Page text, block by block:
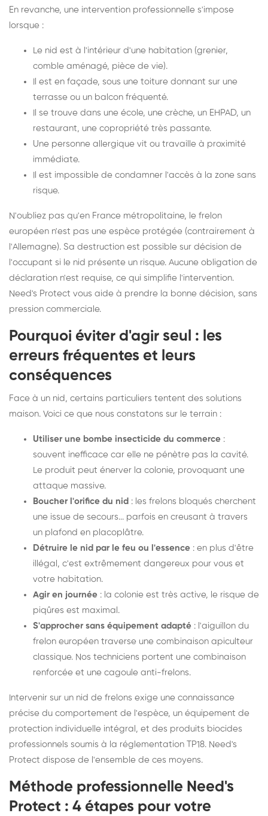
En revanche, une intervention professionnelle s'impose
lorsque :
Le nid est à l'intérieur d'une habitation (grenier,
comble aménagé, pièce de vie).
Il est en façade, sous une toiture donnant sur une
terrasse ou un balcon fréquenté.
Il se trouve dans une école, une crèche, un EHPAD, un
restaurant, une copropriété très passante.
Une personne allergique vit ou travaille à proximité
immédiate.
Il est impossible de condamner l'accès à la zone sans
risque.
N'oubliez pas qu'en France métropolitaine, le frelon
européen n'est pas une espèce protégée (contrairement à
l'Allemagne). Sa destruction est possible sur décision de
l'occupant si le nid présente un risque. Aucune obligation de
déclaration n'est requise, ce qui simplifie l'intervention.
Need's Protect vous aide à prendre la bonne décision, sans
pression commerciale.
Pourquoi éviter d'agir seul : les
erreurs fréquentes et leurs
conséquences
Face à un nid, certains particuliers tentent des solutions
maison. Voici ce que nous constatons sur le terrain :
Utiliser une bombe insecticide du commerce :
souvent inefficace car elle ne pénètre pas la cavité.
Le produit peut énerver la colonie, provoquant une
attaque massive.
Boucher l'orifice du nid : les frelons bloqués cherchent
une issue de secours... parfois en creusant à travers
un plafond en placoplâtre.
Détruire le nid par le feu ou l'essence : en plus d'être
illégal, c'est extrêmement dangereux pour vous et
votre habitation.
Agir en journée : la colonie est très active, le risque de
piqûres est maximal.
S'approcher sans équipement adapté : l'aiguillon du
frelon européen traverse une combinaison apiculteur
classique. Nos techniciens portent une combinaison
renforcée et une cagoule anti-frelons.
Intervenir sur un nid de frelons exige une connaissance
précise du comportement de l'espèce, un équipement de
protection individuelle intégral, et des produits biocides
professionnels soumis à la réglementation TP18. Need's
Protect dispose de l'ensemble de ces moyens.
Méthode professionnelle Need's
Protect : 4 étapes pour votre